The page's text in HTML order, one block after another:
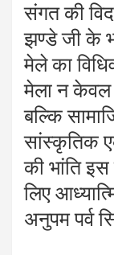
संगत की
झण्डे जी के
मेले का
मेला न केवल
बल्कि
सांस्कृतिक
की भांति
लिए
अनुपम पर्व